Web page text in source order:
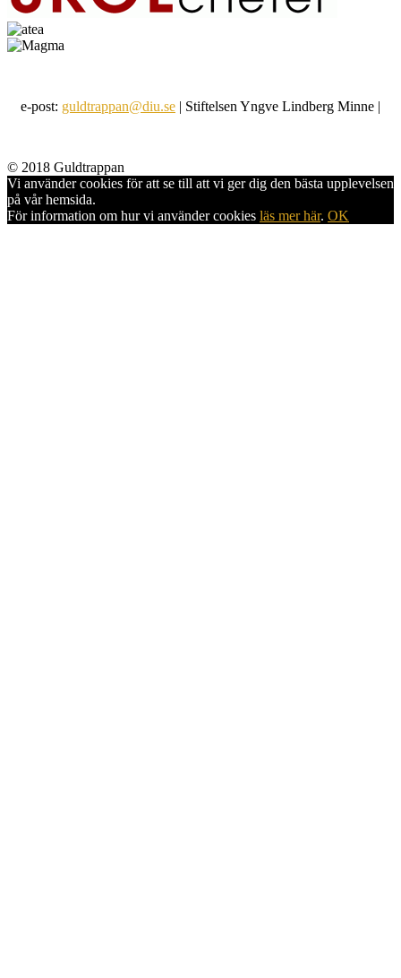
e-post: guldtrappan@diu.se | Stiftelsen Yngve Lindberg Minne |
© 2018 Guldtrappan
Vi använder cookies för att se till att vi ger dig den bästa upplevelsen
på vår hemsida.
För information om hur vi använder cookies läs mer här. OK